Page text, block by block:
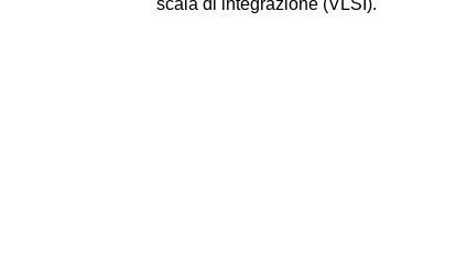
scala di integrazione (VLSI).